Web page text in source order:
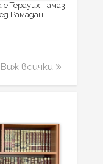
Терауих намаз -
Рамадан
Виж всички